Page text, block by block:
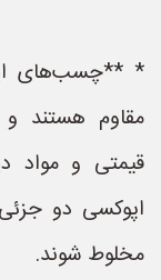
* **چسب‌های
مقاوم هستند
قیمتی و مواد
اپوکسی دو
مخلوط شوند.